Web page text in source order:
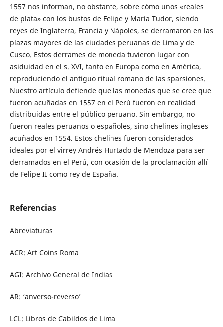
1557 nos informan, no obstante, sobre cómo unos «reales
de plata» con los bustos de Felipe y María Tudor, siendo
reyes de Inglaterra, Francia y Nápoles, se derramaron en las
plazas mayores de las ciudades peruanas de Lima y de
Cusco. Estos derrames de moneda tuvieron lugar con
asiduidad en el s. XVI, tanto en Europa como en América,
reproduciendo el antiguo ritual romano de las sparsiones.
Nuestro artículo defiende que las monedas que se cree que
fueron acuñadas en 1557 en el Perú fueron en realidad
distribuidas entre el público peruano. Sin embargo, no
fueron reales peruanos o españoles, sino chelines ingleses
acuñados en 1554. Estos chelines fueron considerados
ideales por el virrey Andrés Hurtado de Mendoza para ser
derramados en el Perú, con ocasión de la proclamación allí
de Felipe II como rey de España.
Referencias
Abreviaturas
ACR: Art Coins Roma
AGI: Archivo General de Indias
AR: ‘anverso-reverso’
LCL: Libros de Cabildos de Lima